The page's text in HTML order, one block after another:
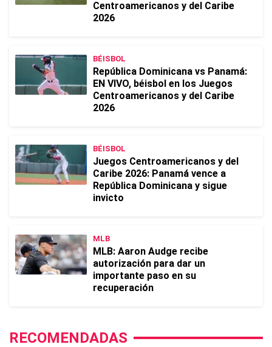
Centroamericanos y del Caribe
2026
BÉISBOL
República Dominicana vs Panamá:
EN VIVO, béisbol en los Juegos
Centroamericanos y del Caribe
2026
BÉISBOL
Juegos Centroamericanos y del
Caribe 2026: Panamá vence a
República Dominicana y sigue
invicto
MLB
MLB: Aaron Audge recibe
autorización para dar un
importante paso en su
recuperación
RECOMENDADAS